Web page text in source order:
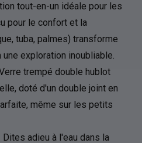
tout-en-un idéale pour les
pour le confort et la
tuba, palmes) transforme
exploration inoubliable.
trempé double hublot
doté d'un double joint en
même sur les petits
Dites adieu à l'eau dans la